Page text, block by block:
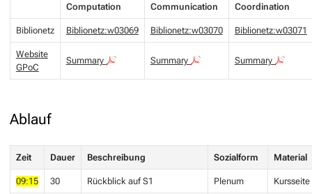
Computation Communication Coordination
Biblionetz Biblionetz:w03069 Biblionetz:w03070 Biblionetz:w03071
Website
GPoC
Summary Summary Summary
Ablauf
Zeit Dauer Beschreibung Sozialform Material
09:15 30 Rückblick auf S1 Plenum Kursseite